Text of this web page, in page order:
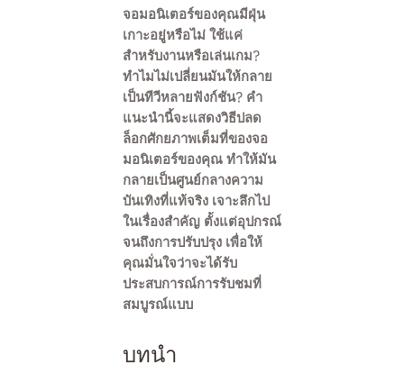
จอมอนิเตอร์ของคุณมีฝุ่น
เกาะอยู่หรือไม่ ใช้แค่
สำหรับงานหรือเล่นเกม?
ทำไมไม่เปลี่ยนมันให้กลาย
เป็นทีวีหลายฟังก์ชัน? คำ
แนะนำนี้จะแสดงวิธีปลด
ล็อกศักยภาพเต็มที่ของจอ
มอนิเตอร์ของคุณ ทำให้มัน
กลายเป็นศูนย์กลางความ
บันเทิงที่แท้จริง เจาะลึกไป
ในเรื่องสำคัญ ตั้งแต่อุปกรณ์
จนถึงการปรับปรุง เพื่อให้
คุณมั่นใจว่าจะได้รับ
ประสบการณ์การรับชมที่
สมบูรณ์แบบ
บทนำ